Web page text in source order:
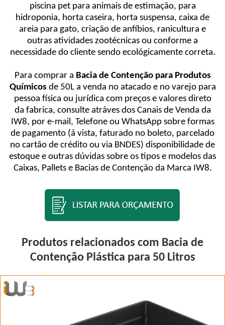
piscina pet para animais de estimação, para
hidroponia, horta caseira, horta suspensa, caixa de
areia para gato, criação de anfíbios, ranicultura e
outras atividades zootécnicas ou conforme a
necessidade do cliente sendo ecológicamente correta.
Para comprar a Bacia de Contenção para Produtos
Químicos de 50L a venda no atacado e no varejo para
pessoa física ou jurídica com preços e valores direto
da fabrica, consulte atráves dos Canais de Venda da
IW8, por e-mail, Telefone ou WhatsApp sobre formas
de pagamento (á vista, faturado no boleto, parcelado
no cartão de crédito ou via BNDES) disponibilidade de
estoque e outras dúvidas sobre os tipos e modelos das
Caixas, Pallets e Bacias de Contenção da Marca IW8.
Produtos relacionados com Bacia de
Contenção Plástica para 50 Litros